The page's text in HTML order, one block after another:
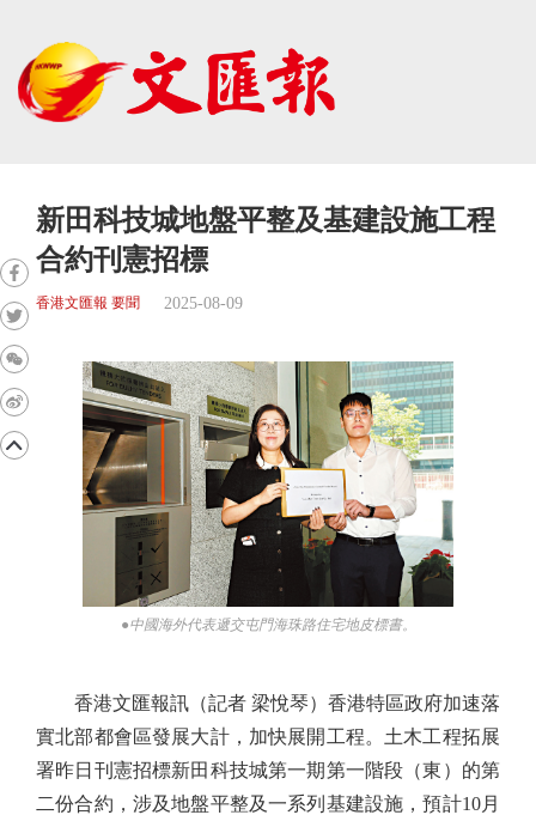
新田科技城地盤平整及基建設施工程
合約刊憲招標
香港文匯報 要聞 2025-08-09
●中國海外代表遞交屯門海珠路住宅地皮標書。
香港文匯報訊（記者 梁悅琴）香港特區政府加速落
實北部都會區發展大計，加快展開工程。土木工程拓展
署昨日刊憲招標新田科技城第一期第一階段（東）的第
二份合約，涉及地盤平整及一系列基建設施，預計10月